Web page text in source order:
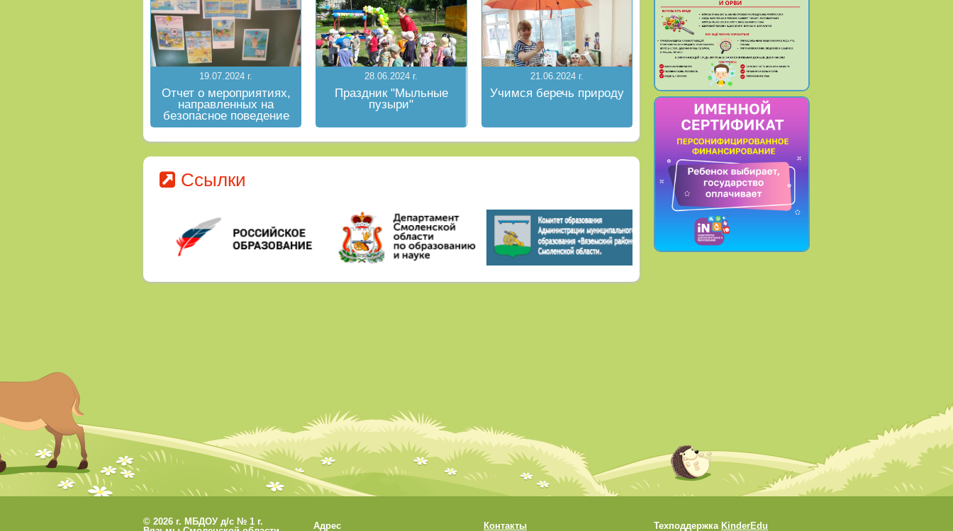
19.07.2024 г.
Отчет о мероприятиях,
направленных на
безопасное поведение
на водных объектах в
летний период
28.06.2024 г.
Праздник "Мыльные
пузыри"
21.06.2024 г.
Учимся беречь природу
Ссылки
© 2026 г. МБДОУ д/с № 1 г.
Адрес Контакты Техподдержка KinderEdu